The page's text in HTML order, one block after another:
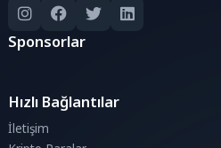
Sponsorlar
Hızlı Bağlantılar
İletişim